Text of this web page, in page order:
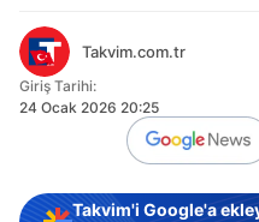
Takvim.com.tr
Giriş Tarihi:
24 Ocak 2026 20:25
Takvim'i Google'a